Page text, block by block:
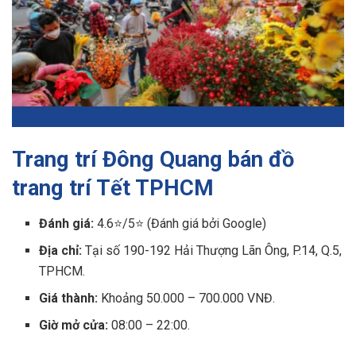
Trang trí Đông Quang bán đồ
trang trí Tết TPHCM
Đánh giá: 4.6⭐/5⭐ (Đánh giá bởi Google)
Địa chỉ:Tại số 190-192 Hải Thượng Lãn Ông, P.14, Q.5,
TPHCM.
Giá thành: Khoảng 50.000 – 700.000 VNĐ.
Giờ mở cửa: 08:00 – 22:00.